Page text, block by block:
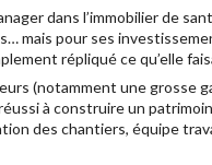
dans l’immobilier de
mais pour ses
répliqué ce qu’elle
(notamment une grosse
à construire un
des chantiers, équipe